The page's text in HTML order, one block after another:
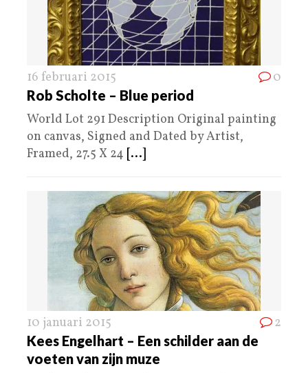
16 februari 2015 0
Rob Scholte – Blue period
World Lot 291 Description Original painting
on canvas, Signed and Dated by Artist,
Framed, 27.5 X 24 [...]
10 januari 2015 2
Kees Engelhart – Een schilder aan de
voeten van zijn muze